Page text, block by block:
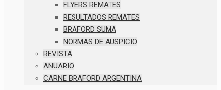
FLYERS REMATES
RESULTADOS REMATES
BRAFORD SUMA
NORMAS DE AUSPICIO
REVISTA
ANUARIO
CARNE BRAFORD ARGENTINA